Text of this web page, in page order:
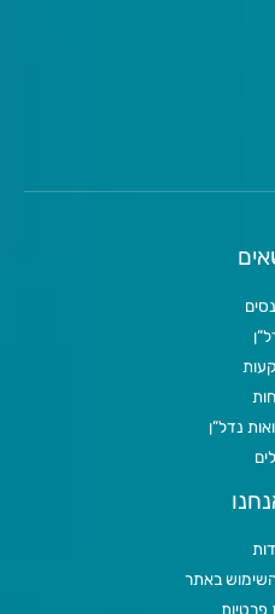
נדל”ן
השימוש באתר
פרטיות